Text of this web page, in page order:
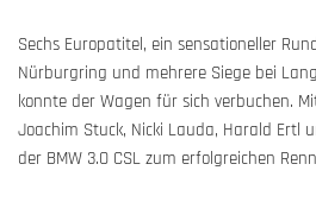
Sechs Europatitel, ein sensationeller
Nürburgring und mehrere Siege bei
konnte der Wagen für sich verbuchen.
Joachim Stuck, Nicki Lauda, Harald Ertl
der BMW 3.O CSL zum erfolgreichen